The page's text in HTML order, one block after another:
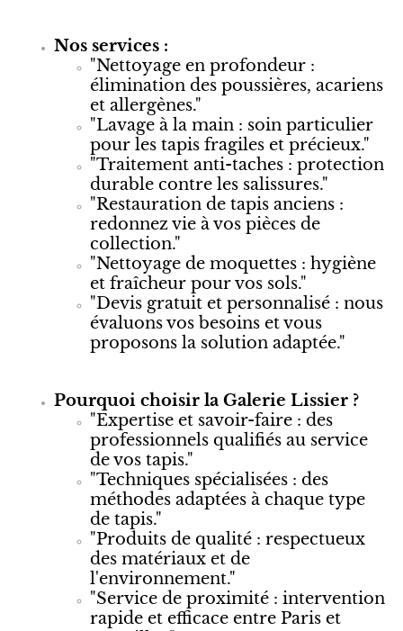
Nos services :
"Nettoyage en profondeur :
élimination des poussières, acariens
et allergènes."
"Lavage à la main : soin particulier
pour les tapis fragiles et précieux."
"Traitement anti-taches : protection
durable contre les salissures."
"Restauration de tapis anciens :
redonnez vie à vos pièces de
collection."
"Nettoyage de moquettes : hygiène
et fraîcheur pour vos sols."
"Devis gratuit et personnalisé : nous
évaluons vos besoins et vous
proposons la solution adaptée."
Pourquoi choisir la Galerie Lissier ?
"Expertise et savoir-faire : des
professionnels qualifiés au service
de vos tapis."
"Techniques spécialisées : des
méthodes adaptées à chaque type
de tapis."
"Produits de qualité : respectueux
des matériaux et de
l'environnement."
"Service de proximité : intervention
rapide et efficace entre Paris et